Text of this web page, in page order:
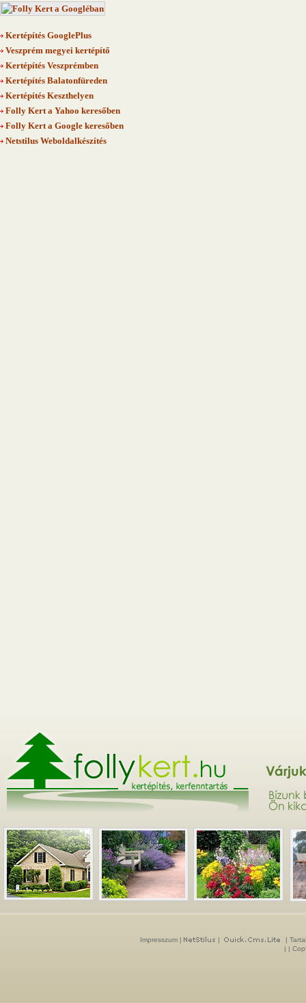
Kertépítés GooglePlus
Veszprém megyei kertépítő
Kertépítés Veszprémben
Kertépítés Balatonfüreden
Kertépítés Keszthelyen
Folly Kert a Yahoo keresőben
Folly Kert a Google keresőben
Netstilus Weboldalkészítés
Impresszum | |
|
| |